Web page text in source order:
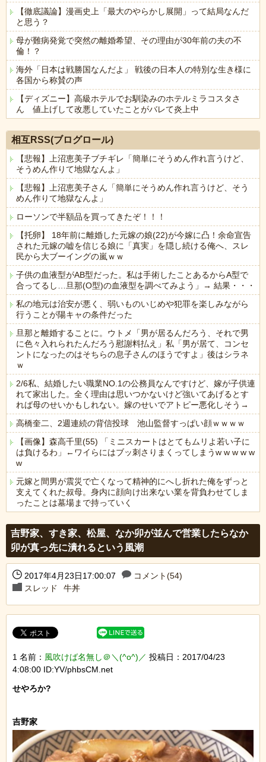
【徹底議論】漫画史上「最大のやらかし展開」って結局なんだ
と思う？
母が難病発覚で突然の離婚希望、その理由が30年前の夫の不
倫！？
海外「日本は戦勝国なんだよ」 戦後の日本人の特別な生き様に
各国から称賛の声
【ディズニー】高級ホテルでお馴染みのホテルミラコスタさ
ん 値上げして改悪していたことがバレて炎上中
相互RSS(ブログロール)
【悲報】上沼恵美子ブチギレ「簡単にそうめん作れ言うけど、
そうめん作りて地獄なんよ」
【悲報】上沼恵美子さん「簡単にそうめん作れ言うけど、そう
めん作りて地獄なんよ」
ローソンで半額品を買ってきたぞ！！！
【托卵】 18年前に離婚した元嫁の娘(22)が今嫁に凸！余命宣告
された元嫁の嘘を信じる娘に「真実」を隠し続ける俺へ、スレ
民から大ブーイングの嵐ｗｗ
子供の血液型がAB型だった。私は手術したことあるからA型で
合ってるし…旦那(O型)の血液型を調べてみよう」→ 結果・・・
私の地元は治安が悪く、弱いものいじめや犯罪を楽しみながら
行うことが陽キャの条件だった
旦那と離婚することに。ウトメ「男が居るんだろう、それで男
に色々入れられたんだろう慰謝料払え」私「男が居て、コンセ
ントになったのはそちらの息子さんのほうですよ」後はシラネ
ｗ
2/6私、結婚したい職業NO.1の公務員なんですけど、嫁が子供連
れて家出した。全く理由は思いつかないけど強いてあげるとす
れば母のせいかもしれない。嫁のせいでアトピー悪化しそう→
高橋奎二、2週連続の背信投球 池山監督すっぱい顔ｗｗｗｗ
【画像】森高千里(55) 「ミニスカートはとてもムリよ若い子に
は負けるわ」←ワイらにはブッ刺さりまくってしまうw w w w w
w
元嫁と間男が震災で亡くなって精神的にへし折れた俺をずっと
支えてくれた叔母。身内に顔向け出来ない業を背負わせてしま
ったことは墓場まで持っていく
吉野家、すき家、松屋、なか卯が並んで営業したらなか
卯が真っ先に潰れるという風潮
2017年4月23日17:00:07
コメント(54)
スレッド
牛丼
1 名前： 風吹けば名無し＠＼(^o^)／ 投稿日：2017/04/23
4:08:00 ID:YV/phbsCM.net
せやろか?